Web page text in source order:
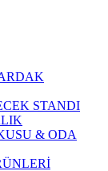
STANDI
& ODA